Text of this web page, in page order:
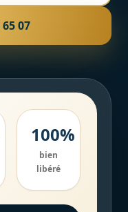
07
100%
bien
libéré